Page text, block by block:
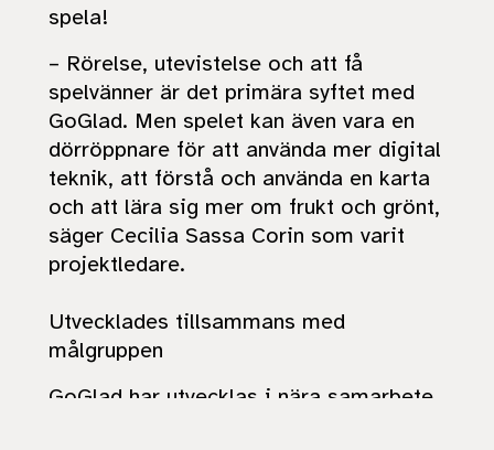
spela!
– Rörelse, utevistelse och att få
spelvänner är det primära syftet med
GoGlad. Men spelet kan även vara en
dörröppnare för att använda mer digital
teknik, att förstå och använda en karta
och att lära sig mer om frukt och grönt,
säger Cecilia Sassa Corin som varit
projektledare.
Utvecklades tillsammans med
målgruppen
GoGlad har utvecklas i nära samarbete